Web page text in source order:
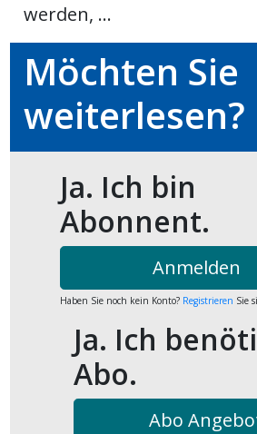
werden, ...
Möchten Sie
weiterlesen?
Ja. Ich bin
Abonnent.
Anmelden
Haben Sie noch kein Konto? Registrieren Sie
Ja. Ich
Abo.
Abo